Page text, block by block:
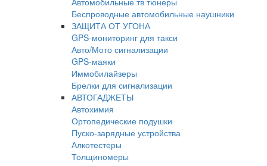
Беспроводные автомобильные наушники
ЗАЩИТА ОТ УГОНА
GPS-мониторинг для такси
Авто/Мото сигнализации
GPS-маяки
Иммобилайзеры
Брелки для сигнализации
АВТОГАДЖЕТЫ
Автохимия
Ортопедические подушки
Пуско-зарядные устройства
Алкотестеры
Толщиномеры